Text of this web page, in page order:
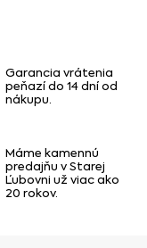
Garancia vrátenia
peňazí do 14 dní od
nákupu.
Máme kamennú
predajňu v Starej
Ľubovni už viac ako
20 rokov.